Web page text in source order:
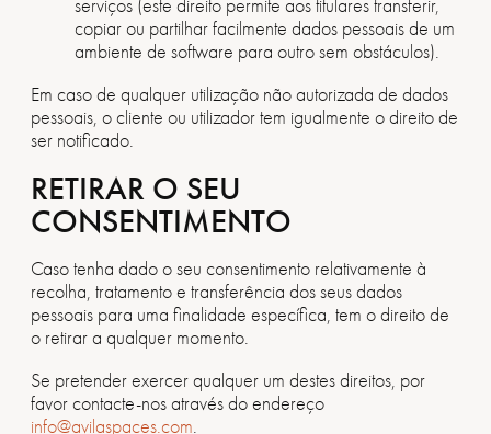
serviços (este direito permite aos titulares transferir,
copiar ou partilhar facilmente dados pessoais de um
ambiente de software para outro sem obstáculos).
Em caso de qualquer utilização não autorizada de dados
pessoais, o cliente ou utilizador tem igualmente o direito de
ser notificado.
RETIRAR O SEU
CONSENTIMENTO
Caso tenha dado o seu consentimento relativamente à
recolha, tratamento e transferência dos seus dados
pessoais para uma finalidade específica, tem o direito de
o retirar a qualquer momento.
Se pretender exercer qualquer um destes direitos, por
favor contacte-nos através do endereço
info@avilaspaces.com.